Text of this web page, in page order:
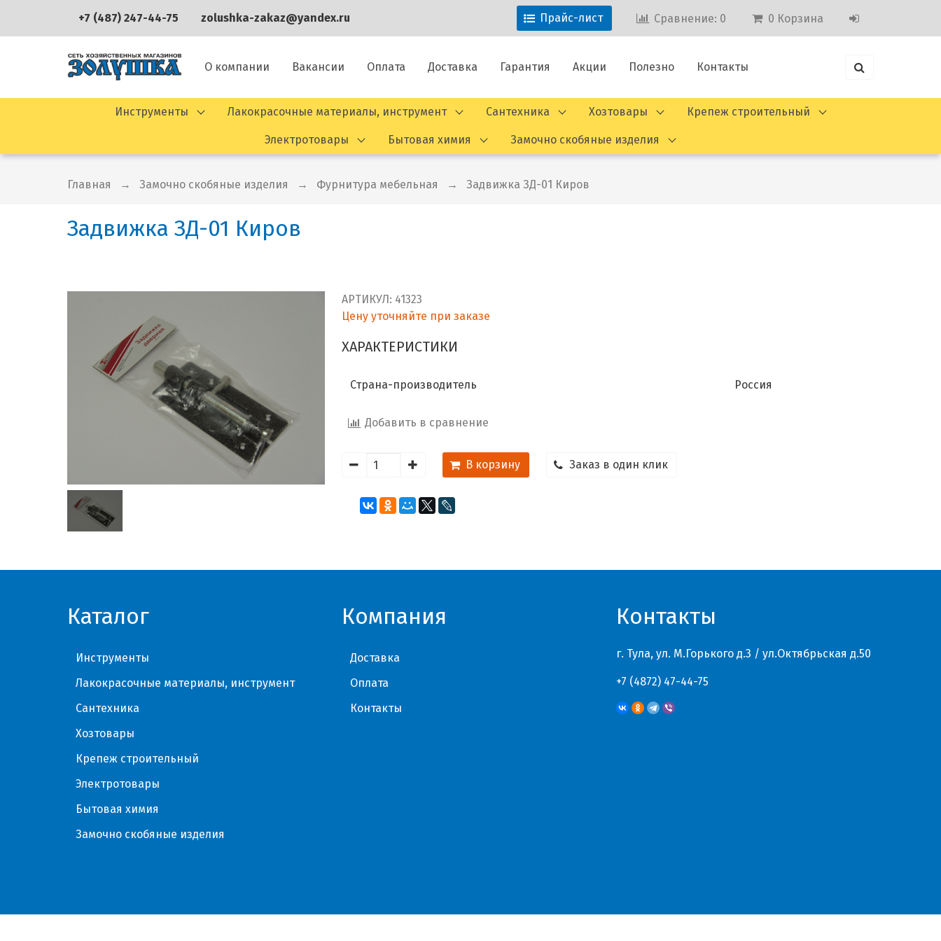
+7 (487) 247-44-75 zolushka-zakaz@yandex.ru Прайс-лист Сравнение: 0 0 Корзина
О компании Вакансии Оплата Доставка Гарантия Акции Полезно Контакты
Инструменты Лакокрасочные материалы, инструмент Сантехника Хозтовары Крепеж строительный
Электротовары Бытовая химия Замочно скобяные изделия
Главная Замочно скобяные изделия Фурнитура мебельная Задвижка ЗД-01 Киров
Задвижка ЗД-01 Киров
АРТИКУЛ: 41323
Цену уточняйте при заказе
ХАРАКТЕРИСТИКИ
Страна-производитель Россия
Добавить в сравнение
В корзину Заказ в один клик
Каталог
Инструменты
Лакокрасочные материалы, инструмент
Сантехника
Хозтовары
Крепеж строительный
Электротовары
Бытовая химия
Замочно скобяные изделия
Компания
Доставка
Оплата
Контакты
Контакты
г. Тула, ул. М.Горького д.3 / ул.Октябрьская д.50
+7 (4872) 47-44-75